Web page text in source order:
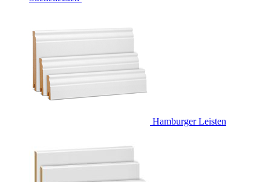
Hamburger Leisten